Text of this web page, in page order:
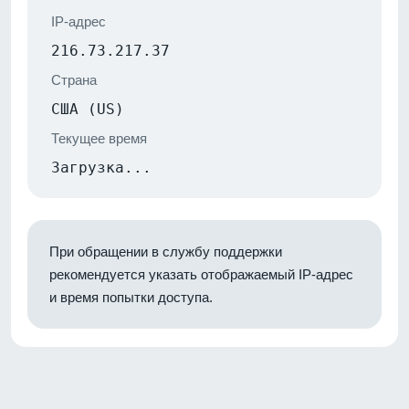
IP-адрес
216.73.217.37
Страна
США (US)
Текущее время
Загрузка...
При обращении в службу поддержки
рекомендуется указать отображаемый IP-адрес
и время попытки доступа.